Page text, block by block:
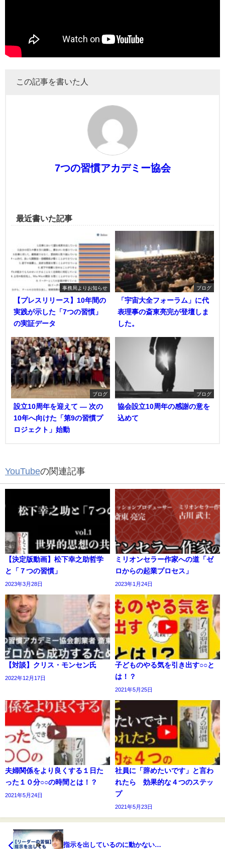
この記事を書いた人
7つの習慣アカデミー協会
最近書いた記事
事務局よりお知らせ
【プレスリリース】10年間の
実践が示した「7つの習慣」
の実証データ
ブログ
「宇宙大全フォーラム」に代
表理事の斎東亮完が登壇しま
した。
ブログ
設立10周年を迎えて ― 次の
10年へ向けた「第9の習慣プ
ロジェクト」始動
ブログ
協会設立10周年の感謝の意を
込めて
YouTubeの関連記事
【決定版動画】松下幸之助哲学
と「７つの習慣」
2023年3月28日
ミリオンセラー作家への道「ゼ
ロからの起業プロセス」
2023年1月24日
【対談】クリス・モンセン氏
2022年12月17日
子どものやる気を引き出す○○と
は！？
2021年5月25日
夫婦関係をより良くする１日た
った１０分○○の時間とは！？
2021年5月24日
社員に「辞めたいです」と言わ
れたら 効果的な４つのステッ
プ
2021年5月23日
指示を出しているのに動かない…